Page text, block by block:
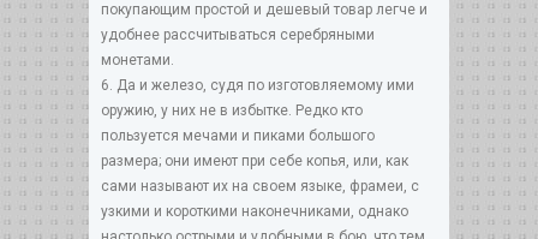
покупающим простой и дешевый товар легче и
удобнее рассчитываться серебряными
монетами.
6. Да и железо, судя по изготовляемому ими
оружию, у них не в избытке. Редко кто
пользуется мечами и пиками большого
размера; они имеют при себе копья, или, как
сами называют их на своем языке, фрамеи, с
узкими и короткими наконечниками, однако